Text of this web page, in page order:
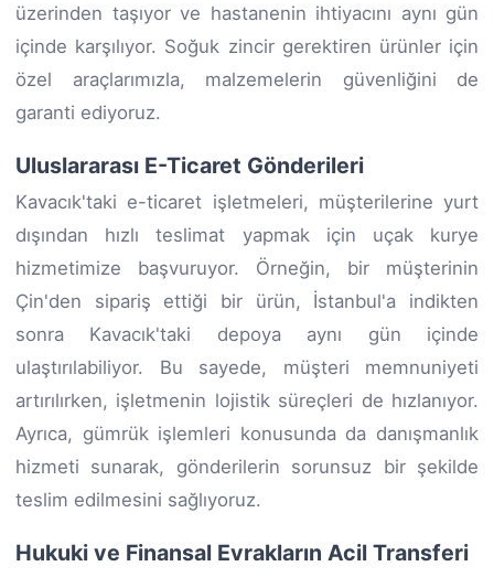
üzerinden taşıyor ve hastanenin ihtiyacını aynı gün
içinde karşılıyor. Soğuk zincir gerektiren ürünler için
özel araçlarımızla, malzemelerin güvenliğini de
garanti ediyoruz.
Uluslararası E-Ticaret Gönderileri
Kavacık'taki e-ticaret işletmeleri, müşterilerine yurt
dışından hızlı teslimat yapmak için uçak kurye
hizmetimize başvuruyor. Örneğin, bir müşterinin
Çin'den sipariş ettiği bir ürün, İstanbul'a indikten
sonra Kavacık'taki depoya aynı gün içinde
ulaştırılabiliyor. Bu sayede, müşteri memnuniyeti
artırılırken, işletmenin lojistik süreçleri de hızlanıyor.
Ayrıca, gümrük işlemleri konusunda da danışmanlık
hizmeti sunarak, gönderilerin sorunsuz bir şekilde
teslim edilmesini sağlıyoruz.
Hukuki ve Finansal Evrakların Acil Transferi